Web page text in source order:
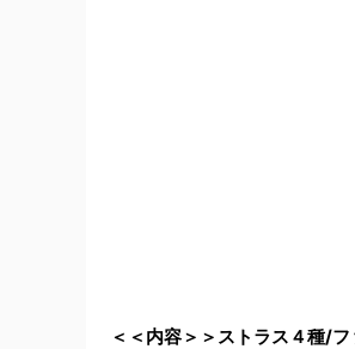
＜＜内容＞＞ストラス４種/